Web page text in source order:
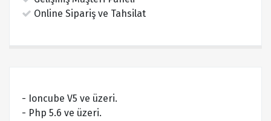
Online Sipariş ve Tahsilat
- Ioncube V5 ve üzeri.
- Php 5.6 ve üzeri.